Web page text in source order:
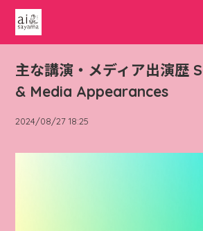
主な講演・メディア出演歴
& Media Appearances
2024/08/27 18:25